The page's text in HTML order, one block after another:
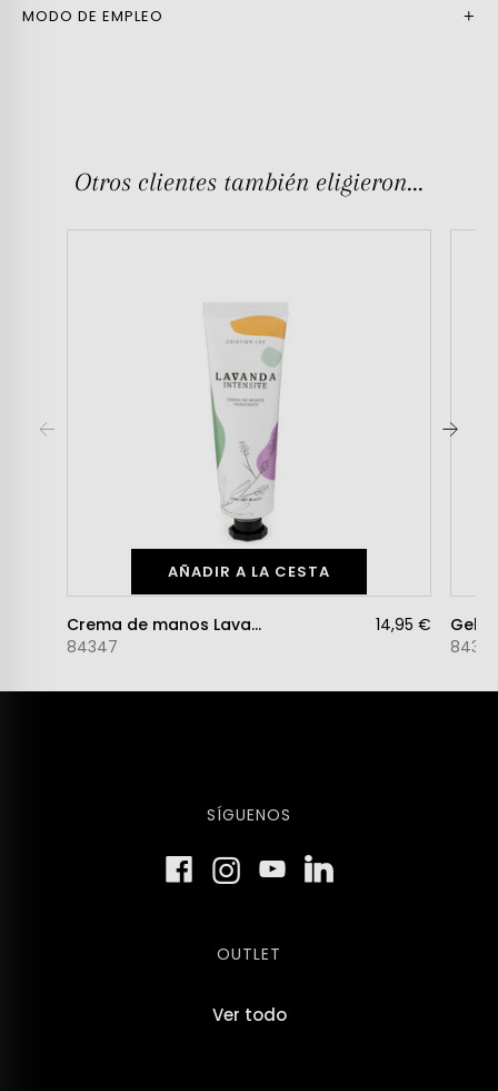
MODO DE EMPLEO
Otros clientes también eligieron...
AÑADIR A LA CESTA
Crema de manos Lavanda Intense
84347
14,95 €
SÍGUENOS
OUTLET
Ver todo